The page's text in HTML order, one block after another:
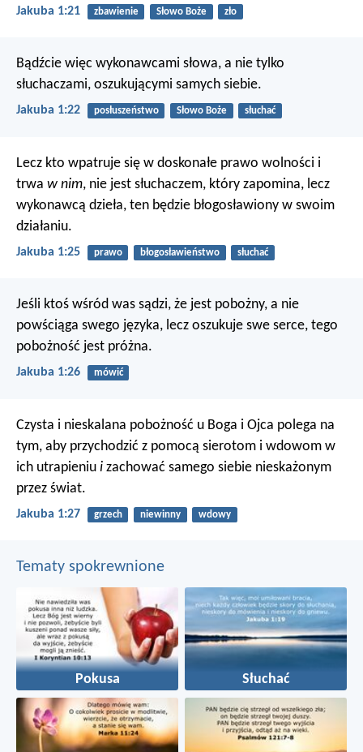
Jakuba 1:21 zbawienie Słowo Boże zło
Bądźcie więc wykonawcami słowa, a nie tylko
słuchaczami, oszukującymi samych siebie.
Jakuba 1:22 posłuszeństwo Słowo Boże słuchać
Lecz kto wpatruje się w doskonałe prawo wolności i
trwa w nim, nie jest słuchaczem, który zapomina, lecz
wykonawcą dzieła, ten będzie błogosławiony w swoim
działaniu.
Jakuba 1:25 prawo błogosławieństwo słuchać
Jeśli ktoś wśród was sądzi, że jest pobożny, a nie
powściąga swego języka, lecz oszukuje swe serce, tego
pobożność jest próżna.
Jakuba 1:26 mówić
Czysta i nieskalana pobożność u Boga i Ojca polega na
tym, aby przychodzić z pomocą sierotom i wdowom w
ich utrapieniu i zachować samego siebie nieskażonym
przez świat.
Jakuba 1:27 grzech niewinny wdowy
Tematy spokrewnione
Pokusa Słuchać